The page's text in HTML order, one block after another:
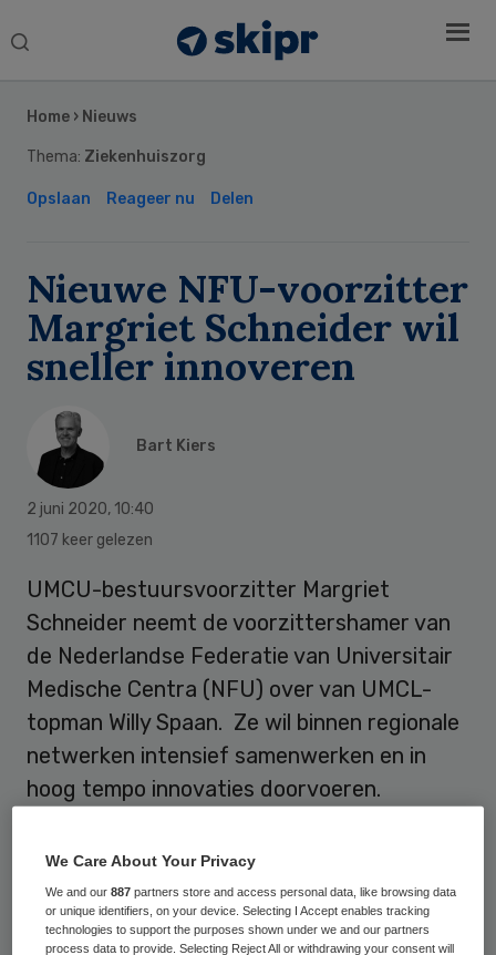
Search
Home › Nieuws
Thema: Ziekenhuiszorg
Opslaan Reageer nu Delen
Nieuwe NFU-voorzitter
Margriet Schneider wil
sneller innoveren
Bart Kiers
2 juni 2020, 10:40
1107 keer gelezen
UMCU-bestuursvoorzitter Margriet
Schneider neemt de voorzittershamer van
de Nederlandse Federatie van Universitair
Medische Centra (NFU) over van UMCL-
topman Willy Spaan. Ze wil binnen regionale
netwerken intensief samenwerken en in
hoog tempo innovaties doorvoeren.
Margriet Schneider, sinds 1 november 2015
voorzitter raad van bestuur van het UMC
Utrecht, is sinds 1 juni 2020 devoorzitter
Sidebar
We Care About Your Privacy
We and our887 partners store and access personal data, like browsing data
or unique identifiers, on your device. Selecting I Accept enables tracking
technologies to support the purposes shown under we and our partners
process data to provide. Selecting Reject All or withdrawing your consent will